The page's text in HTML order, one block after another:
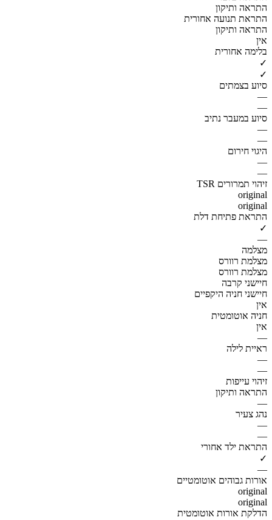
התראה ותיקון
התראת תנועה אחורית
התראה ותיקון
אין
בלימה אחורית
✓
✓
סיוע בצמתים
—
—
סיוע במעבר נתיב
—
—
היגוי חירום
—
—
זיהוי תמרורים TSR
original
original
התראת פתיחת דלת
✓
—
מצלמה
מצלמת רוורס
מצלמת רוורס
חיישני קרבה
חיישני חניה היקפיים
אין
חניה אוטומטית
אין
—
ראיית לילה
—
—
זיהוי עייפות
התראה ותיקון
—
נהג צעיר
—
—
התראת ילד אחורי
✓
—
אורות גבוהים אוטומטיים
original
original
הדלקת אורות אוטומטית